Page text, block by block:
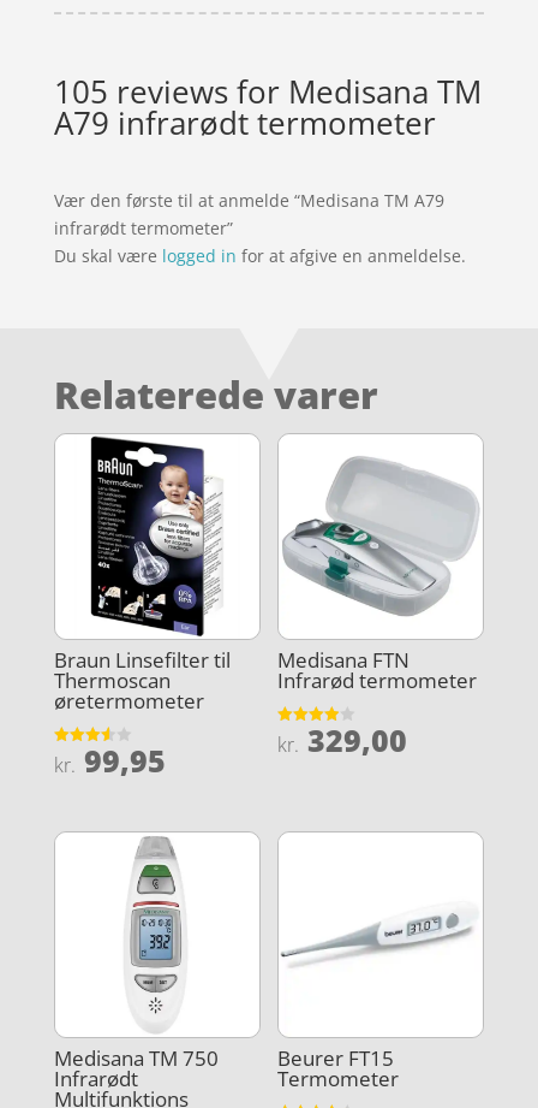
105 reviews for Medisana TM
A79 infrarødt termometer
Vær den første til at anmelde “Medisana TM A79
infrarødt termometer”
Du skal være logged in for at afgive en anmeldelse.
Relaterede varer
Braun Linsefilter til
Thermoscan
øretermometer
Vurderet
3.6
kr. 99,95
Medisana FTN
Infrarød termometer
Vurderet
3.9
kr. 329,00
Medisana TM 750
Infrarødt
Multifunktions
Beurer FT15
Termometer